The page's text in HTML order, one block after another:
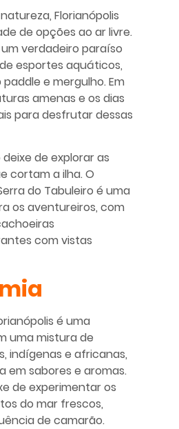
Florianópolis
de opções ao ar livre.
verdadeiro paraíso
esportes aquáticos,
e mergulho. Em
amenas e os dias
para desfrutar dessas
de explorar as
cortam a ilha. O
do Tabuleiro é uma
os aventureiros, com
com vistas
é uma
uma mistura de
indígenas e africanas,
em sabores e aromas.
de experimentar os
do mar frescos,
de camarão.